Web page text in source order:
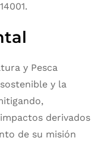
y Pesca
y la
derivados
de su misión